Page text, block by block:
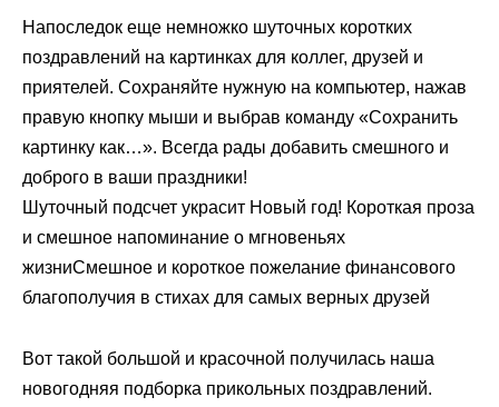
Напоследок еще немножко шуточных коротких
поздравлений на картинках для коллег, друзей и
приятелей. Сохраняйте нужную на компьютер, нажав
правую кнопку мыши и выбрав команду «Сохранить
картинку как…». Всегда рады добавить смешного и
доброго в ваши праздники!
Шуточный подсчет украсит Новый год! Короткая проза
и смешное напоминание о мгновеньях
жизниСмешное и короткое пожелание финансового
благополучия в стихах для самых верных друзей
Вот такой большой и красочной получилась наша
новогодняя подборка прикольных поздравлений.